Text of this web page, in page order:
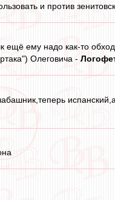
и против
ещё ему надо как-то
Олеговича -